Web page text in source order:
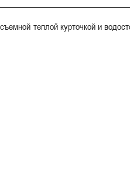
теплой курточкой и